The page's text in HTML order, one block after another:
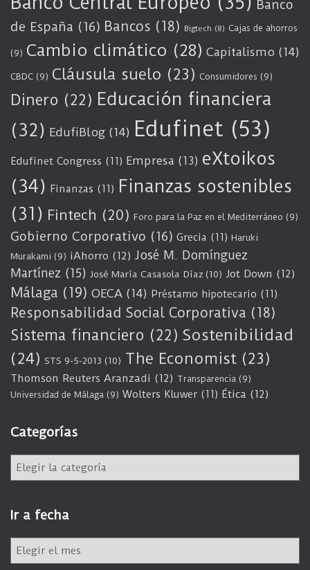
Banco
de España (16) Bancos (18) Bigtech (8) Cajas de ahorros
(9) Cambio climático (28) Capitalismo (14)
CBDC (9) Cláusula suelo (23) Consumidores (9)
Dinero (22) Educación financiera
(32) EdufiBlog (14) Edufinet (53)
Edufinet Congress (11) Empresa (13) eXtoikos
(34) Finanzas (11) Finanzas sostenibles
(31) Fintech (20) Foro para la Paz en el Mediterráneo (9)
Gobierno Corporativo (16) Grecia (11) Haruki
Murakami (9) iAhorro (12) José M. Domínguez
Martínez (15) José María Casasola Díaz (10) Jot Down (12)
Málaga (19) OECA (14) Préstamo hipotecario (11)
Responsabilidad Social Corporativa (18)
Sistema financiero (22) Sostenibilidad
(24) STS 9-5-2013 (10) The Economist (23)
Thomson Reuters Aranzadi (12) Transparencia (9)
Universidad de Málaga (9) Wolters Kluwer (11) Ética (12)
Categorías
e
g
o
Ir a fecha